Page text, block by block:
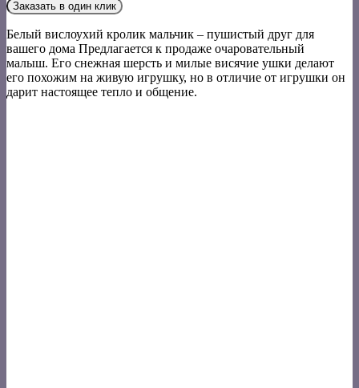
Заказать в один клик
Белый вислоухий кролик мальчик – пушистый друг для
вашего дома Предлагается к продаже очаровательный
малыш. Его снежная шерсть и милые висячие ушки делают
его похожим на живую игрушку, но в отличие от игрушки он
дарит настоящее тепло и общение.